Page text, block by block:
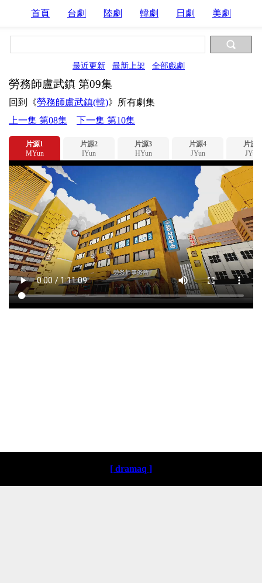
首頁 台劇 陸劇 韓劇 日劇 美劇
最近更新 最新上架 全部戲劇
勞務師盧武鎮 第09集
回到《勞務師盧武鎮(韓)》所有劇集
上一集 第08集
下一集 第10集
片源1
MYun
片源2
IYun
片源3
HYun
片源4
JYun
片源5
JYun
Loading ...
[ dramaq ]